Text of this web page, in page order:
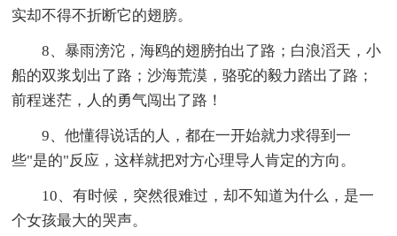
实却不得不折断它的翅膀。
8、暴雨滂沱，海鸥的翅膀拍出了路；白浪滔天，小
船的双浆划出了路；沙海荒漠，骆驼的毅力踏出了路；
前程迷茫，人的勇气闯出了路！
9、他懂得说话的人，都在一开始就力求得到一
些"是的"反应，这样就把对方心理导人肯定的方向。
10、有时候，突然很难过，却不知道为什么，是一
个女孩最大的哭声。